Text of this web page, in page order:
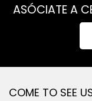
ASÓCIATE A
COME TO SEE